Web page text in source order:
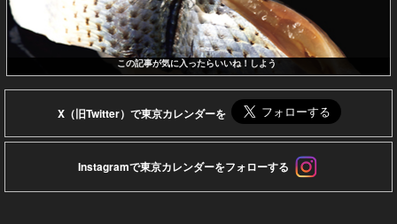
この記事が気に入ったらいいね！しよう
X（旧Twitter）で東京カレンダーを
Instagramで東京カレンダーをフォローする